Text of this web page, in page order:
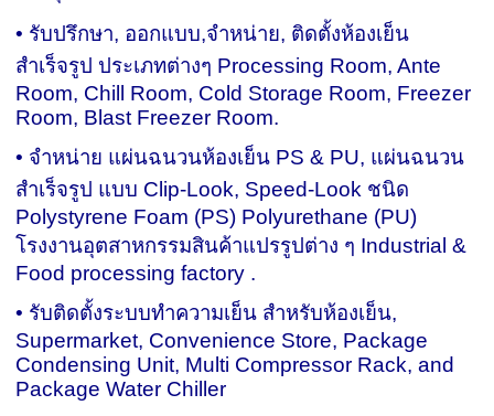
• รับปรึกษา, ออกแบบ,จำหน่าย, ติดตั้งห้องเย็น
สำเร็จรูป ประเภทต่างๆ Processing Room, Ante
Room, Chill Room, Cold Storage Room, Freezer
Room, Blast Freezer Room.
• จำหน่าย แผ่นฉนวนห้องเย็น PS & PU, แผ่นฉนวน
สำเร็จรูป แบบ Clip-Look, Speed-Look ชนิด
Polystyrene Foam (PS) Polyurethane (PU)
โรงงานอุตสาหกรรมสินค้าแปรรูปต่าง ๆ Industrial &
Food processing factory .
• รับติดตั้งระบบทำความเย็น สำหรับห้องเย็น,
Supermarket, Convenience Store, Package
Condensing Unit, Multi Compressor Rack, and
Package Water Chiller